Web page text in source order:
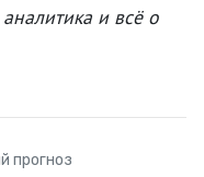
и всё о
прогноз